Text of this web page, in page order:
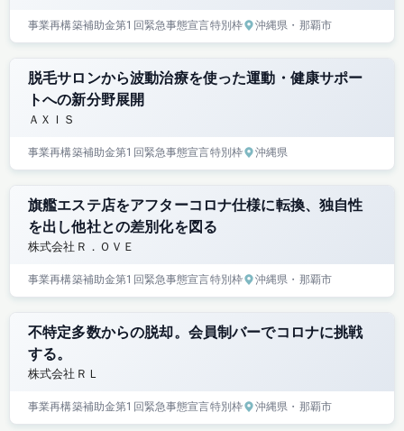
事業再構築補助金第1回緊急事態宣言特別枠 沖縄県 ・那覇市
脱毛サロンから波動治療を使った運動・健康サポー
トへの新分野展開
ＡＸＩＳ
事業再構築補助金第1回緊急事態宣言特別枠 沖縄県
旗艦エステ店をアフターコロナ仕様に転換、独自性
を出し他社との差別化を図る
株式会社Ｒ．ＯＶＥ
事業再構築補助金第1回緊急事態宣言特別枠 沖縄県 ・那覇市
不特定多数からの脱却。会員制バーでコロナに挑戦
する。
株式会社ＲＬ
事業再構築補助金第1回緊急事態宣言特別枠 沖縄県 ・那覇市